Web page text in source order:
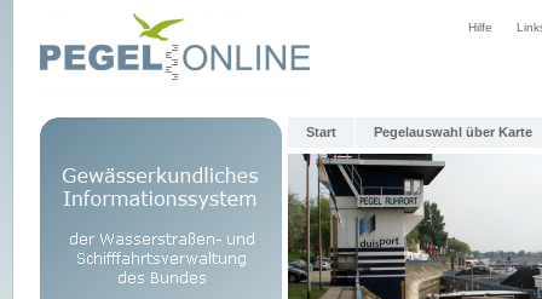
Hilfe
Start Pegelauswahl über Karte